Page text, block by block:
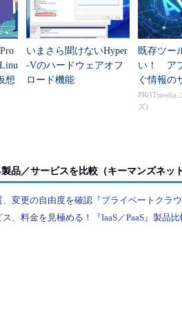
る仮想マシンの「サイズ」。これを選択して
トは、約1万2000円／月です。
想
いまさら聞けないHyper
-Vのハードウェアオフ
ロード機能
既存ツー
い！ ア
ぐ情報の
PR(ITmedia
ズ)
品／サービスを比較（キーマンズネット
変更の自由度を確認『プライベートクラ
、料金を見極める！『IaaS／PaaS』製品比